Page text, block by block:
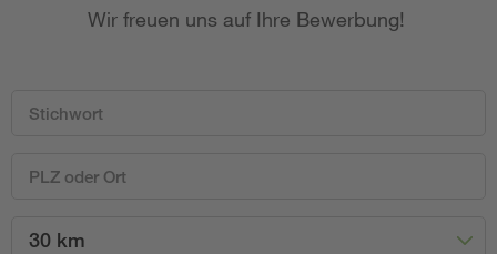
Wir freuen uns auf Ihre Bewerbung!
30 km